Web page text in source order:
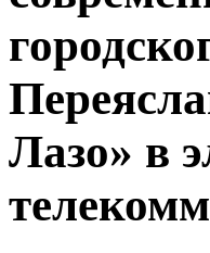
Лазо» в